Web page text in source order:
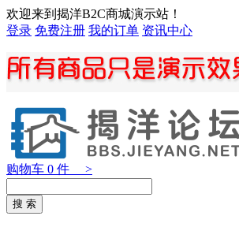
欢迎来到揭洋B2C商城演示站！
登录 免费注册 我的订单 资讯中心
购物车 0 件 >